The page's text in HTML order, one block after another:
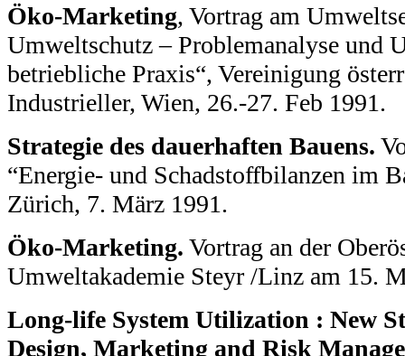
Öko-Marketing, Vortrag am
Umweltschutz – Problemanalyse und
betriebliche Praxis“, Vereinigung
Industrieller, Wien, 26.-27. Feb 1991.
Strategie des dauerhaften Bauens.
“Energie- und Schadstoffbilanzen im
Zürich, 7. März 1991.
Öko-Marketing. Vortrag an der
Umweltakademie Steyr /Linz am 15.
Long-life System Utilization : New
Design, Marketing and Risk